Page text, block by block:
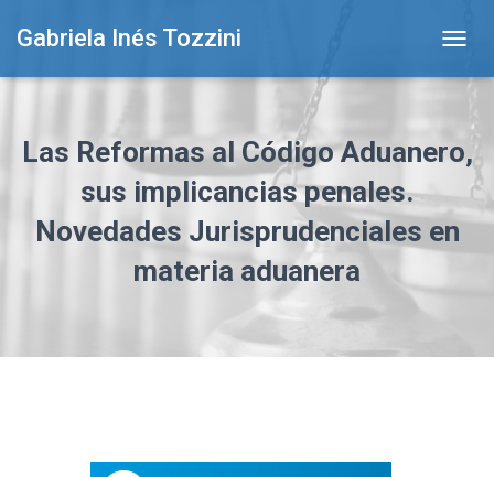
Gabriela Inés Tozzini
O
E
V
I
Las Reformas al Código Aduanero,
sus implicancias penales.
Novedades Jurisprudenciales en
materia aduanera